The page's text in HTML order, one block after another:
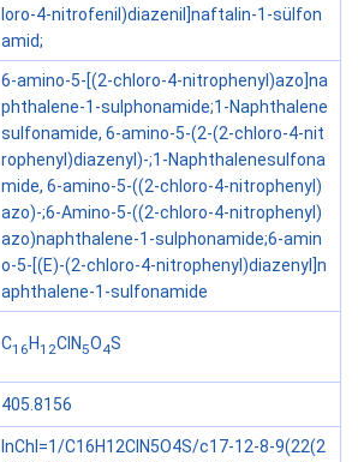
loro-4-nitrofenil)diazenil]naftalin-1-sülfon
amid;
6-amino-5-[(2-chloro-4-nitrophenyl)azo]na
phthalene-1-sulphonamide;1-Naphthalene
sulfonamide, 6-amino-5-(2-(2-chloro-4-nit
rophenyl)diazenyl)-;1-Naphthalenesulfona
mide, 6-amino-5-((2-chloro-4-nitrophenyl)
azo)-;6-Amino-5-((2-chloro-4-nitrophenyl)
azo)naphthalene-1-sulphonamide;6-amin
o-5-[(E)-(2-chloro-4-nitrophenyl)diazenyl]n
aphthalene-1-sulfonamide
C16 H12ClN 5O4S
405.8156
InChI=1/C16H12ClN5O4S/c17-12-8-9(22(2